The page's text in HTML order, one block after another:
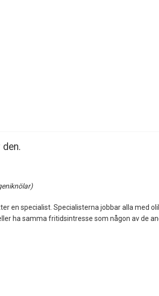
en specialist. Specialisterna jobbar alla med
ha samma fritidsintresse som någon av de